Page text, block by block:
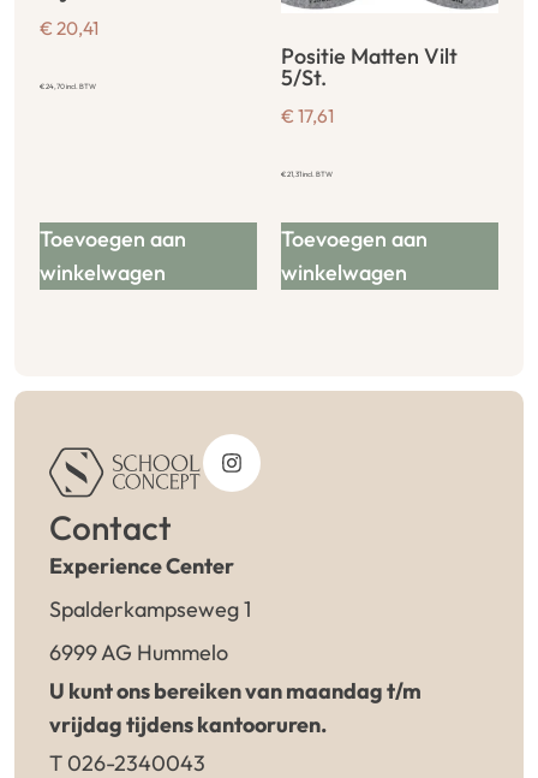
€ 20,41
€24,70incl. BTW
Toevoegen aan
winkelwagen
Positie Matten Vilt
5/St.
€ 17,61
€21,31incl. BTW
Toevoegen aan
winkelwagen
Contact
Experience Center
Spalderkampseweg 1
6999 AG Hummelo
U kunt ons bereiken van maandag t/m
vrijdag tijdens kantooruren.
T 026-2340043